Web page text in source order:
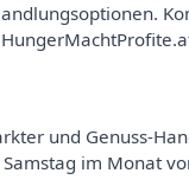
und Genuss-
im Monat